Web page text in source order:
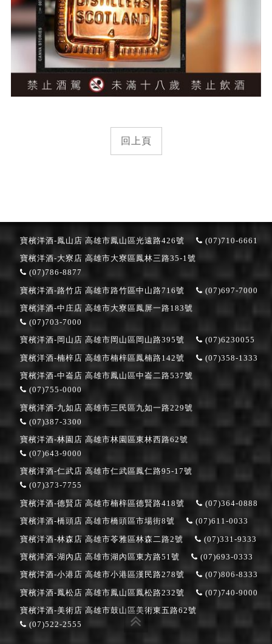
回上頁
寶檳洋酒-鳳山店 高雄市鳳山區光遠路426號 (07)710-6661
寶檳洋酒-大寮店 高雄市大寮區鳳林三路35-1號
(07)786-8877
寶檳洋酒-路竹店 高雄市路竹區中山路716號 (07)697-7000
寶檳洋酒-中庄店 高雄市大寮區鳳屏一路183號
(07)703-7000
寶檳洋酒-岡山店 高雄市岡山區岡山路395號 (07)6230055
寶檳洋酒-楠梓店 高雄市楠梓區鳳楠路142號 (07)358-1333
寶檳洋酒-中崙店 高雄市鳳山區中崙二路537號
(07)755-0000
寶檳洋酒-九如店 高雄市三民區九如一路229號
(07)387-3300
寶檳洋酒-林園店 高雄市林園區東林西路62號
(07)643-9000
寶檳洋酒-仁武店 高雄市仁武區鳳仁路95-17號
(07)373-7755
寶檳洋酒-德賢店 高雄市楠梓區德賢路418號 (07)364-0888
寶檳洋酒-橋頭店 高雄市橋頭區市場街8號 (07)611-0033
寶檳洋酒-林森店 高雄市苓雅區林森二路2號 (07)331-9333
寶檳洋酒-湖內店 高雄市湖內區東方路51號 (07)693-0333
寶檳洋酒-小港店 高雄市小港區漢民路278號 (07)806-8333
寶檳洋酒-鳳松店 高雄市鳳山區鳳松路232號 (07)740-9000
寶檳洋酒-美術店 高雄市鼓山區美術東五路62號
(07)522-2555